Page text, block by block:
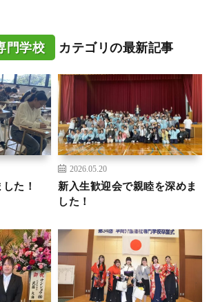
門学校 カテゴリの最新記事
た！
2026.05.20
新入生歓迎会で親睦を深めま
した！